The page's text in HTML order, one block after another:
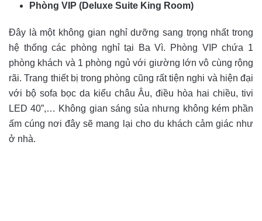
Phòng VIP (Deluxe Suite King Room)
Đây là một không gian nghỉ dưỡng sang trọng nhất trong
hệ thống các phòng nghỉ tại Ba Vì. Phòng VIP chứa 1
phòng khách và 1 phòng ngủ với giường lớn vô cùng rộng
rãi. Trang thiết bị trong phòng cũng rất tiện nghi và hiện đại
với bộ sofa bọc da kiểu châu Âu, điều hòa hai chiều, tivi
LED 40”,… Không gian sáng sủa nhưng không kém phần
ấm cúng nơi đây sẽ mang lại cho du khách cảm giác như
ở nhà.